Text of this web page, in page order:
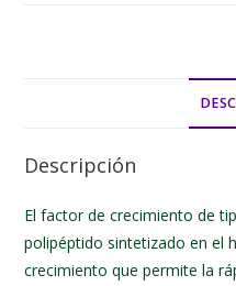
Descripción
El factor de crecimiento de
polipéptido sintetizado en el
crecimiento que permite la